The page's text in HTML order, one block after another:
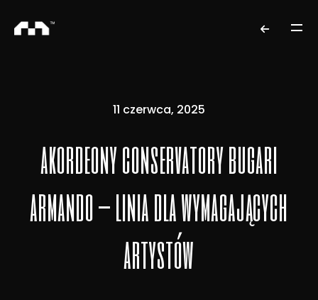
11 czerwca, 2025
akordeony conservatory bugari
armando – linia dla wymagających
artystów